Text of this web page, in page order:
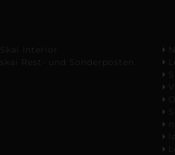
Skai Interior
skai Rest- und Sonderposten